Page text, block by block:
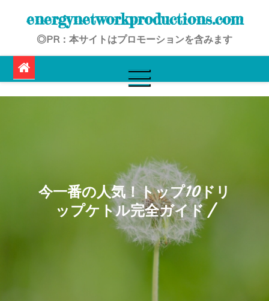
energynetworkproductions.com
◎PR：本サイトはプロモーションを含みます
今一番の人気！トップ10ドリ
ップケトル完全ガイド /